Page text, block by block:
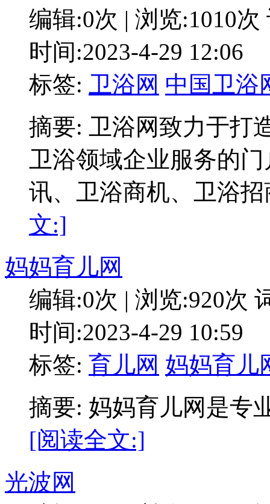
编辑:0次 | 浏览:1010次
时间:2023-4-29 12:06
标签: 卫浴网 中国卫浴
摘要: 卫浴网致力于打
卫浴领域企业服务的
讯、卫浴商机、卫浴
文:]
妈妈育儿网
编辑:0次 | 浏览:920次
时间:2023-4-29 10:59
标签: 育儿网 妈妈育儿
摘要: 妈妈育儿网是专
[阅读全文:]
光波网